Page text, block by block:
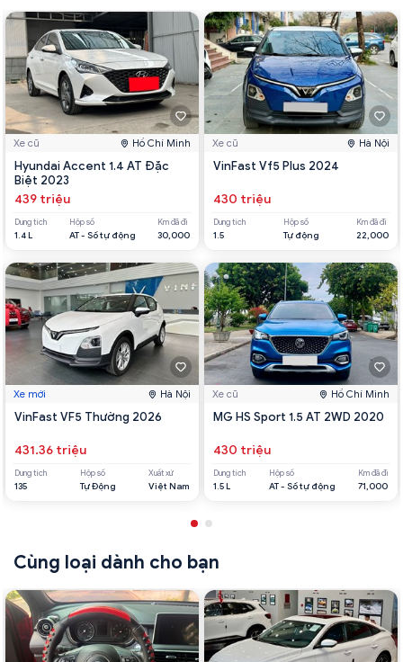
Xe cũ Hồ Chí Minh
Hyundai Accent 1.4 AT Đặc
Biệt 2023
439 triệu
Dung tích
1.4 L
Hộp số
AT - Số tự động
Km đã đi
30,000
Xe mới Hà Nội
VinFast VF5 Thường 2026
431.36 triệu
Dung tích
135
Hộp số
Tự Động
Xuất xứ
Việt Nam
Xe cũ Hà Nội
VinFast Vf5 Plus 2024
430 triệu
Dung tích
1.5
Hộp số
Tự động
Km đã đi
22,000
Xe cũ Hồ Chí Minh
MG HS Sport 1.5 AT 2WD 2020
430 triệu
Dung tích
1.5 L
Hộp số
AT - Số tự động
Km đã đi
71,000
Cùng loại dành cho bạn